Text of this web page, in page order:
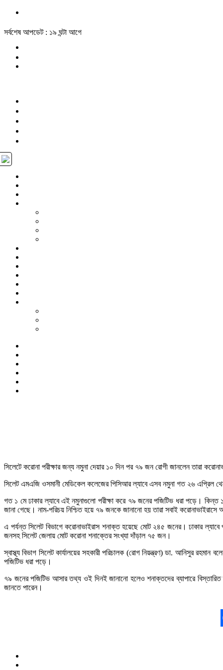
সর্বশেষ আপডেট : ১৯ ঘন্টা আগে
সিলেটে করোনা পরীক্ষার জন্য নমুনা দেয়ার ১০ দিন পর ৭৯ জন রোগী জানলেন তারা
সিলেট এমএজি ওসমানী মেডিকেল কলেজের পিসিআর ল্যাবে এসব নমুনা গত ২৬ এপ্রিল
গত ১ মে ঢাকার ল্যাবে এই নমুনাগুলো পরীক্ষা করে ৭৯ জনের পজিটিভ ধরা পড়ে। কিন্ত
জানা গেছে। নাম-পরিচয় নিশ্চিত হয়ে ৭৯ জনকে জানানো হয় তারা সবাই
এ পর্যন্ত সিলেট বিভাগে করোনাভাইরাস শনাক্ত হয়েছে মোট ২৪৫ জনের। ঢাকার
জনসহ সিলেট জেলায় মোট করোনা শনাক্তের সংখ্যা দাঁড়াল ৭৫ জন।
স্বাস্থ্য বিভাগ সিলেট কার্যালয়ের সহকারী পরিচালক (রোগ নিয়ন্ত্রণ) ডা. আনিসুর
পজিটিভ ধরা পড়ে।
৭৯ জনের পজিটিভ আসার তথ্য ওই দিনই জানানো হলেও শনাক্তদের ব্যাপারে বিস্তারিত
জানতে পারেন।